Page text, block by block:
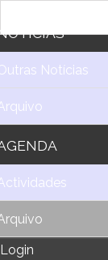
Notícias
Login